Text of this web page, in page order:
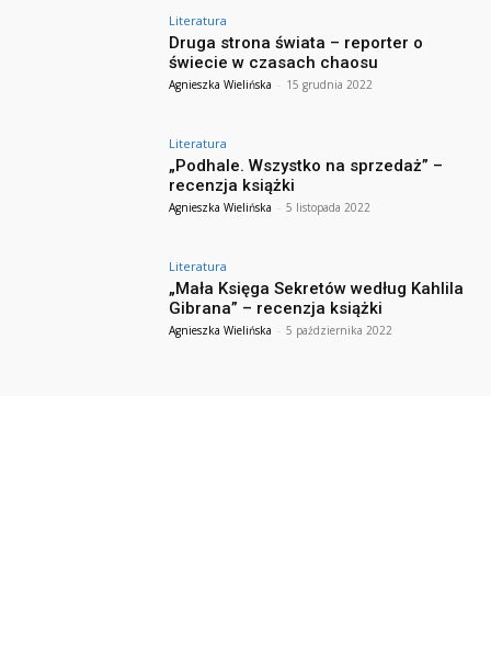
Literatura
Druga strona świata – reporter o
świecie w czasach chaosu
Agnieszka Wielińska - 15 grudnia 2022
Literatura
„Podhale. Wszystko na sprzedaż” –
recenzja książki
Agnieszka Wielińska - 5 listopada 2022
Literatura
„Mała Księga Sekretów według Kahlila
Gibrana” – recenzja książki
Agnieszka Wielińska - 5 października 2022